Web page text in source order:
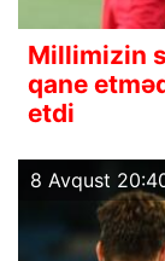
Millimizin
qane
etdi
8 Avqust